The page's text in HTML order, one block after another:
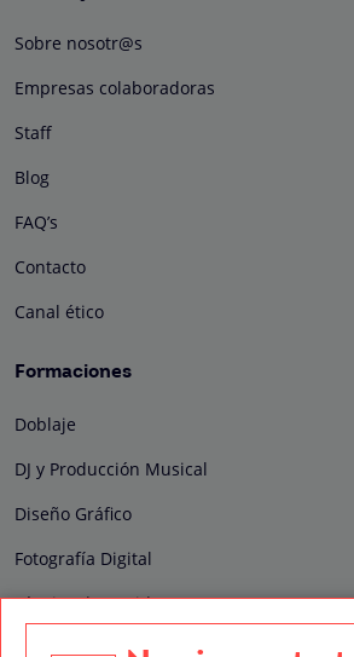
Sobre nosotr@s
Empresas colaboradoras
Staff
Blog
FAQ’s
Contacto
Canal ético
Formaciones
Doblaje
DJ y Producción Musical
Diseño Gráfico
Fotografía Digital
Técnico de Sonido
Edición y Postproducción de Vídeo